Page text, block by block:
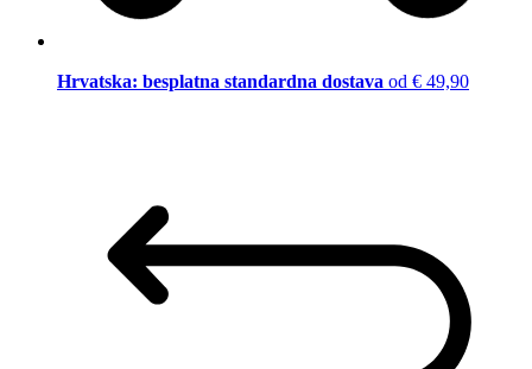
Hrvatska: besplatna standardna dostava od € 49,90